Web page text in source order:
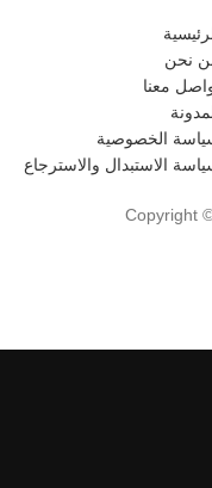
نحن
معنا
الخصوصية
الاستبدال والاسترجاع
Copyright